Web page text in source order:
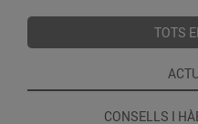
TOTS
CONSELLS I